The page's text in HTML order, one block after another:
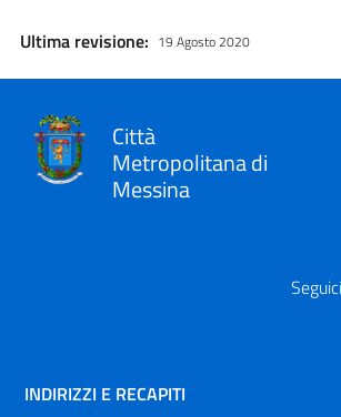
Ultima revisione: 19 Agosto 2020
Città
Metropolitana di
Messina
INDIRIZZI E RECAPITI